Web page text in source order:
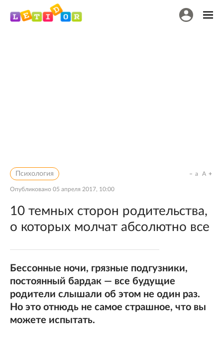
Психология
Опубликовано 05 апреля 2017, 10:00
a A
10 темных сторон родительства,
о которых молчат абсолютно все
Бессонные ночи, грязные подгузники,
постоянный бардак — все будущие
родители слышали об этом не один раз.
Но это отнюдь не самое страшное, что вы
можете испытать.